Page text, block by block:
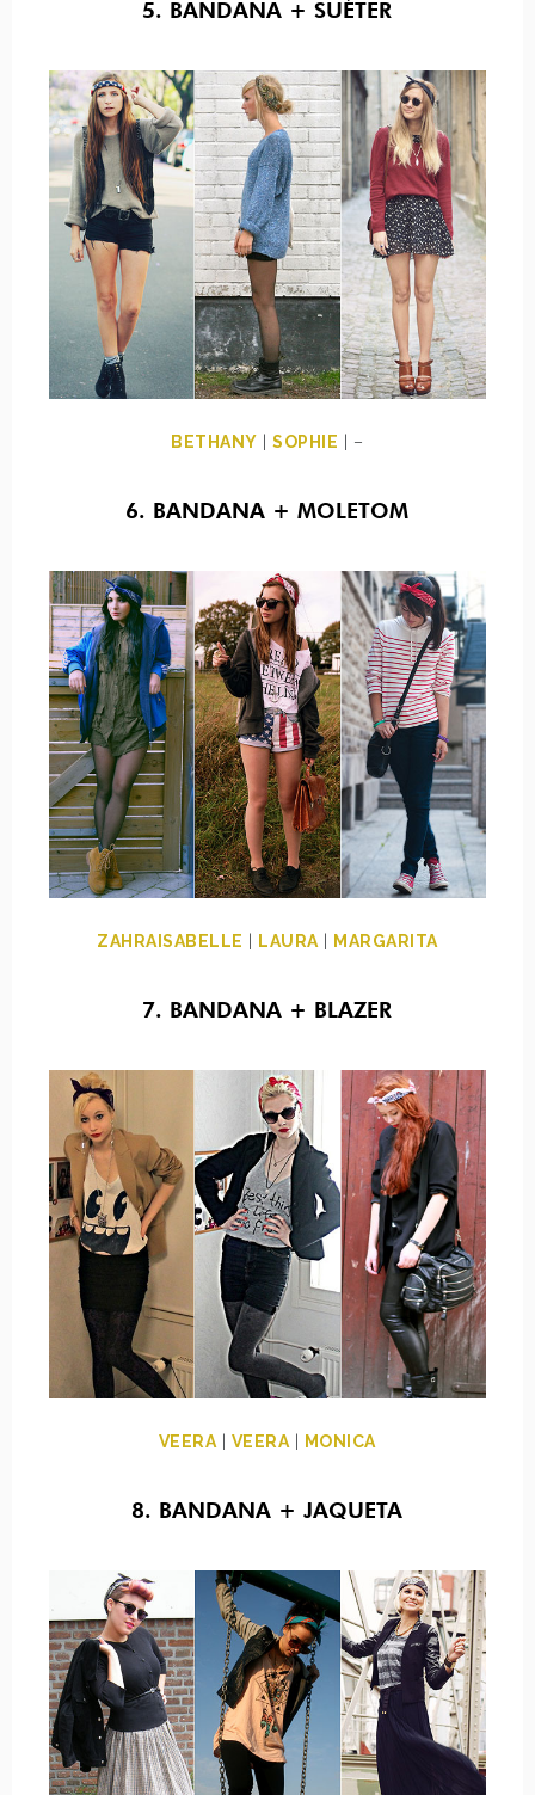
5. BANDANA + SUÉTER
BETHANY |SOPHIE | –
6. BANDANA + MOLETOM
ZAHRAISABELLE LAURA| MARGARITA
7. BANDANA + BLAZER
VEERA VEERA MONICA
8. BANDANA + JAQUETA